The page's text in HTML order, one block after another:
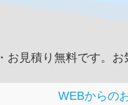
お見積り無料です。お
WEBからの